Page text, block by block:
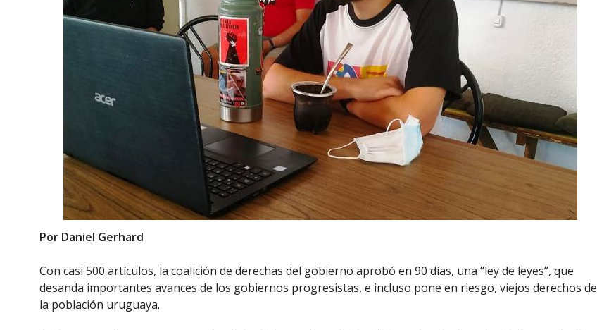
Por Daniel Gerhard
Con casi 500 artículos, la coalición de derechas del gobierno aprobó en 90 días, una “ley de leyes”, que
desanda importantes avances de los gobiernos progresistas, e incluso pone en riesgo, viejos derechos de
la población uruguaya.